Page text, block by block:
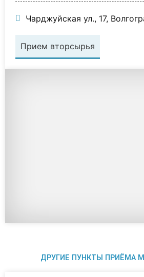
Чарджуйская ул., 17,
Прием вторсырья
ДРУГИЕ ПУНКТЫ ПРИЁМА